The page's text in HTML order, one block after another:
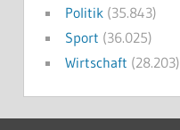
Politik(35.843)
Sport (36.025)
Wirtschaft (28.203)